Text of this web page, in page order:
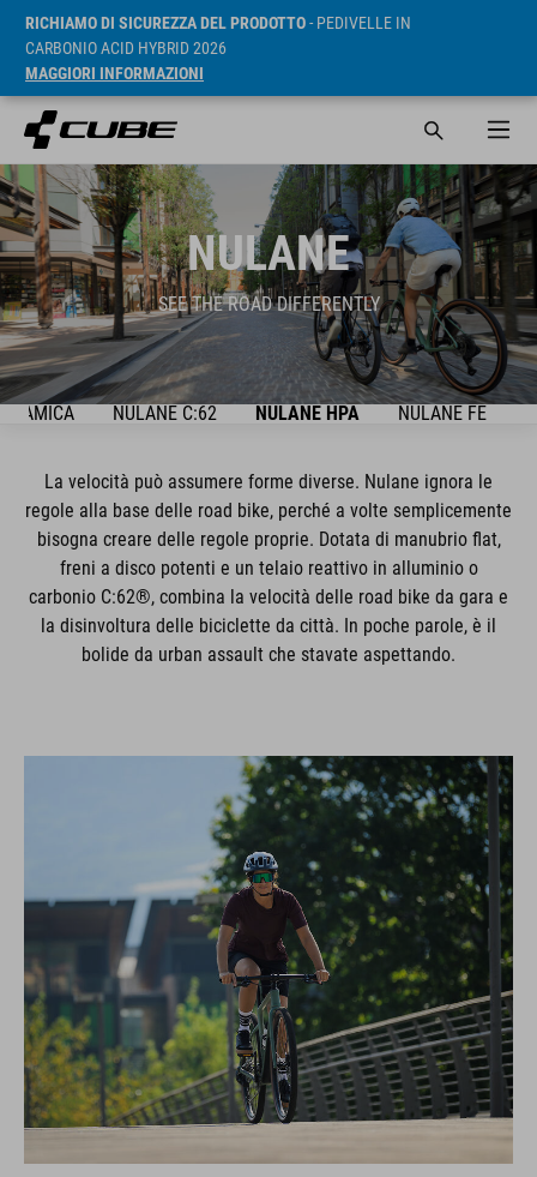
RICHIAMO DI SICUREZZA DEL PRODOTTO- PEDIVELLE IN
CARBONIO ACID HYBRID 2026
MAGGIORI INFORMAZIONI
NULANE
SEE THE ROAD DIFFERENTLY
NULANE C:62 NULANE HPA NULANE FE
La velocità può assumere forme diverse. Nulane ignora le
regole alla base delle road bike, perché a volte semplicemente
bisogna creare delle regole proprie. Dotata di manubrio flat,
freni a disco potenti e un telaio reattivo in alluminio o
carbonio C:62®, combina la velocità delle road bike da gara e
la disinvoltura delle biciclette da città. In poche parole, è il
bolide da urban assault che stavate aspettando.